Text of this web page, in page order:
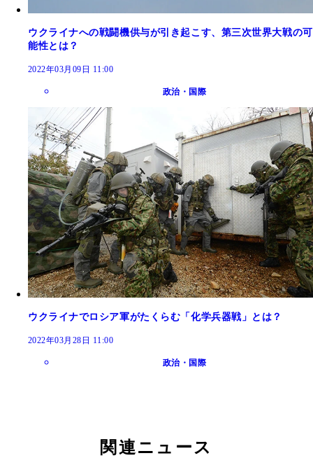
ウクライナへの戦闘機供与が引き起こす、第三次世界大戦の可
能性とは？
2022年03月09日 11:00
政治・国際
ウクライナでロシア軍がたくらむ「化学兵器戦」とは？
2022年03月28日 11:00
政治・国際
関連ニュース